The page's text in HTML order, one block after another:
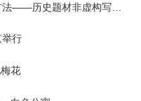
历史题材非虚构写作多人谈
举行
花